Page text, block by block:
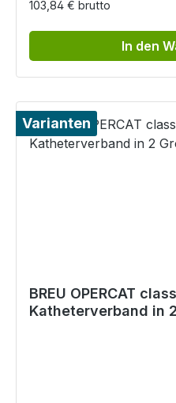
103,84 € brutto
In den
Varianten
BREU OPERCAT
Katheterverband in